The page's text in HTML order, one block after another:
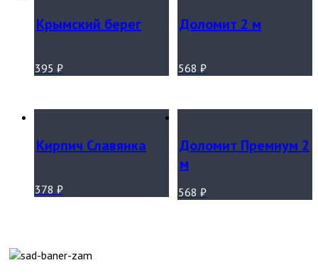
Крымский берег
395 ₽
Доломит 2 м
568 ₽
Кирпич Славянка
378 ₽
Доломит Премиум 2
м
568 ₽